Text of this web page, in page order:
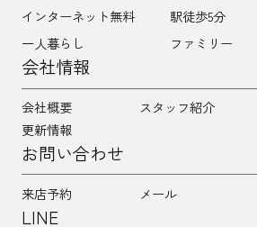
インターネット無料
駅徒歩5分
一人暮らし
ファミリー
会社情報
会社概要 スタッフ紹介
更新情報
お問い合わせ
来店予約 メール
LINE